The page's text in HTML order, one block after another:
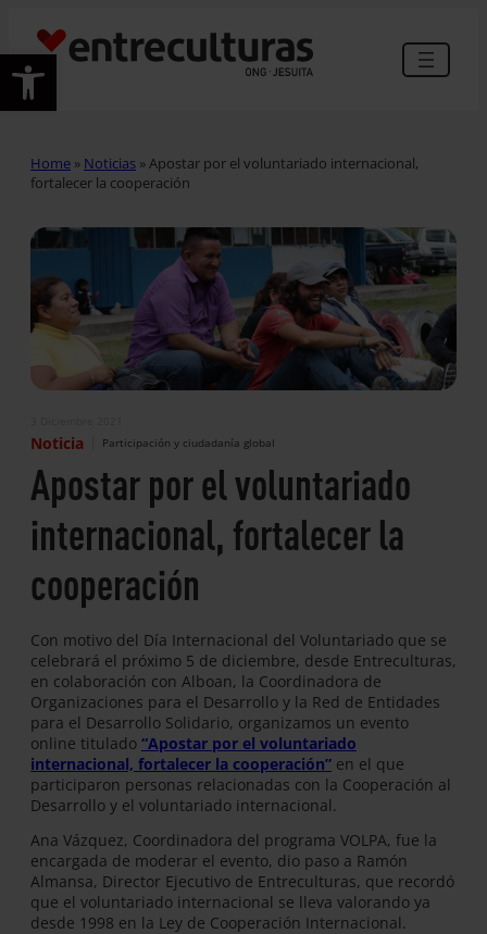
Abrir barra de herramientas
Home » Noticias » Apostar por el voluntariado internacional,
fortalecer la cooperación
Noticia Participación y ciudadanía global
Apostar por el voluntariado
internacional, fortalecer la
cooperación
Con motivo del Día Internacional del Voluntariado que se
celebrará el próximo 5 de diciembre, desde Entreculturas,
en colaboración con Alboan, la Coordinadora de
Organizaciones para el Desarrollo y la Red de Entidades
para el Desarrollo Solidario, organizamos un evento
online titulado “Apostar por el voluntariado
internacional, fortalecer la cooperación” en el que
participaron personas relacionadas con la Cooperación al
Desarrollo y el voluntariado internacional.
Ana Vázquez, Coordinadora del programa VOLPA, fue la
encargada de moderar el evento, dio paso a Ramón
Almansa, Director Ejecutivo de Entreculturas, que recordó
que el voluntariado internacional se lleva valorando ya
desde 1998 en la Ley de Cooperación Internacional.